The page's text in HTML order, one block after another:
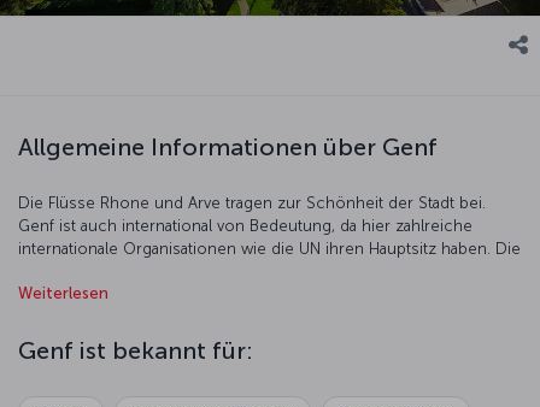
Allgemeine Informationen über Genf
Die Flüsse Rhone und Arve tragen zur Schönheit der Stadt bei.
Genf ist auch international von Bedeutung, da hier zahlreiche
internationale Organisationen wie die UN ihren Hauptsitz haben. Die
machen die Stadt zu einem beliebten Reiseziel.
Weiterlesen
Genf ist bekannt für: